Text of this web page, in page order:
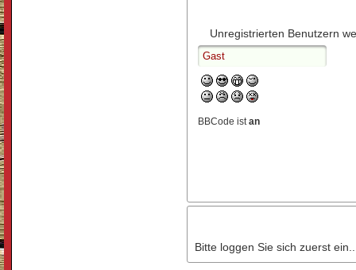
Unregistrierten Benutzern
BBCode istan
Bitte loggen Sie sich zuerst